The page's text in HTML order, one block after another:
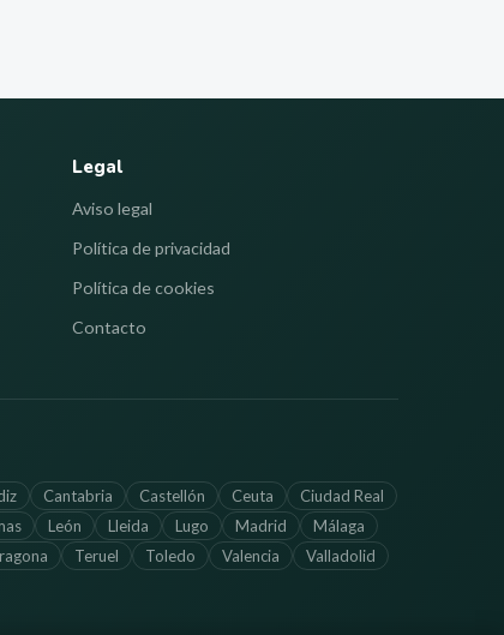
Legal
Aviso legal
Política de privacidad
Política de cookies
Contacto
Cantabria Castellón Ceuta
Ciudad Real
León Lleida Lugo Madrid
Málaga
Teruel Toledo Valencia
Valladolid